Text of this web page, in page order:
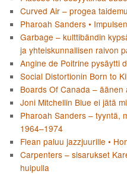
Curved Air – progea
Pharoah Sanders •
Garbage – kulttibändin
ja yhteiskunnallisen raivon
Angine de Poitrine pysäytti
Social Distortionin Born to
Boards Of Canada – äänen
Joni Mitchellin Blue ei jätä
Pharoah Sanders – tyyntä,
1964–1974
Flean paluu jazzjuurille •
Carpenters – sisarukset
huipulla